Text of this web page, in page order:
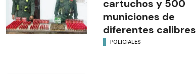
cartuchos y 500
municiones de
diferentes calibres
POLICIALES